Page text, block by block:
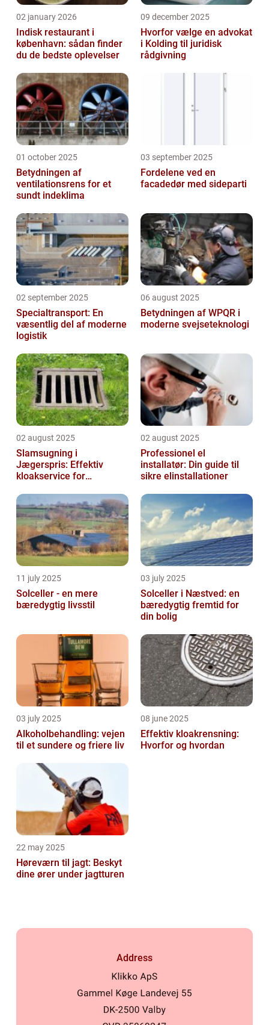
02 january 2026
Indisk restaurant i
københavn: sådan finder
du de bedste oplevelser
09 december 2025
Hvorfor vælge en advokat
i Kolding til juridisk
rådgivning
01 october 2025
Betydningen af
ventilationsrens for et
sundt indeklima
03 september 2025
Fordelene ved en
facadedør med sideparti
02 september 2025
Specialtransport: En
væsentlig del af moderne
logistik
06 august 2025
Betydningen af WPQR i
moderne svejseteknologi
02 august 2025
Slamsugning i
Jægerspris: Effektiv
kloakservice for
vedligeholdelse
02 august 2025
Professionel el
installatør: Din guide til
sikre elinstallationer
11 july 2025
Solceller - en mere
bæredygtig livsstil
03 july 2025
Solceller i Næstved: en
bæredygtig fremtid for
din bolig
03 july 2025
Alkoholbehandling: vejen
til et sundere og friere liv
08 june 2025
Effektiv kloakrensning:
Hvorfor og hvordan
22 may 2025
Høreværn til jagt: Beskyt
dine ører under jagtturen
Address